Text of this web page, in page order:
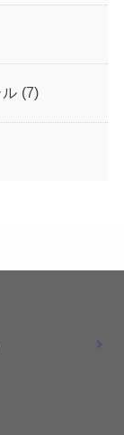
(7)